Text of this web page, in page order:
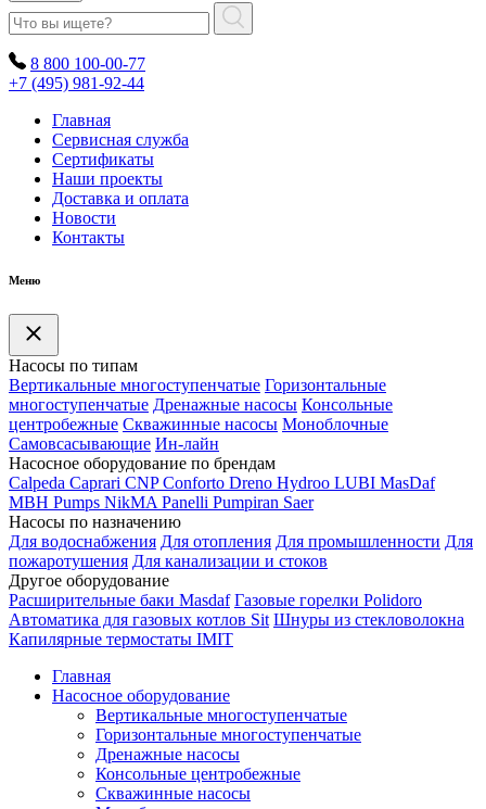
8 800 100-00-77
+7 (495) 981-92-44
Главная
Сервисная служба
Сертификаты
Наши проекты
Доставка и оплата
Новости
Контакты
Меню
Насосы по типам
Вертикальные многоступенчатые Горизонтальные
многоступенчатые Дренажные насосы Консольные
центробежные Скважинные насосы Моноблочные
Самовсасывающие Ин-лайн
Насосное оборудование по брендам
Calpeda Caprari CNP Conforto Dreno Hydroo LUBI MasDaf
MBH Pumps NikMA Panelli Pumpiran Saer
Насосы по назначению
Для водоснабжения Для отопления Для промышленности Для
пожаротушения Для канализации и стоков
Другое оборудование
Расширительные баки Masdaf Газовые горелки Polidoro
Автоматика для газовых котлов Sit Шнуры из стекловолокна
Капилярные термостаты IMIT
Главная
Насосное оборудование
Вертикальные многоступенчатые
Горизонтальные многоступенчатые
Дренажные насосы
Консольные центробежные
Скважинные насосы